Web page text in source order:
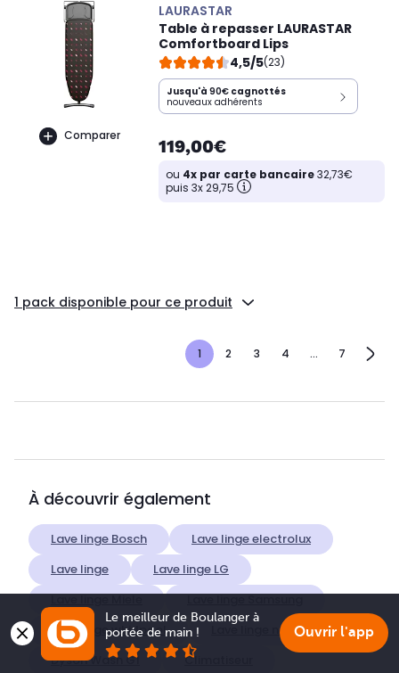
Comparer
LAURASTAR
Table à repasser LAURASTAR
Comfortboard Lips
4,5/5(23)
Jusqu'à 90€ cagnottés
nouveaux adhérents
119,00€
ou 4x par carte bancaire32,73€
puis 3x 29,75
1 pack disponible pour ce produit
1 2 3 4 ... 7
À découvrir également
Lave linge Bosch
Lave linge electrolux
Lave linge
Lave linge LG
Lave linge whirlpool
Lave linge noir
Dyson Wash G1
Climatiseur
Le meilleur de Boulanger à
portée de main !
Ouvrir l'app